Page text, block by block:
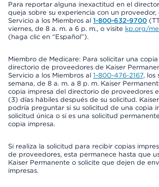
Para reportar alguna inexactitud en el
queja sobre su experiencia con un proveedor,
Servicio a los Miembros al 1-800-632-9700
viernes, de 8 a. m. a 6 p. m., o visite kp.org/
(haga clic en “Español”).
Miembro de Medicare: Para solicitar una
directorio de proveedores de Kaiser
Servicio a los Miembros al 1-800-476-2167, los
semana, de 8 a. m. a 8 p. m. Kaiser
copia impresa del directorio de proveedores
(3) días hábiles después de su solicitud.
podría preguntar si su solicitud de una copia
solicitud única o si es una solicitud
copia impresa.
Si realiza la solicitud para recibir copias
de proveedores, esta permanece hasta que
Kaiser Permanente o solicite que dejen de
impresas.